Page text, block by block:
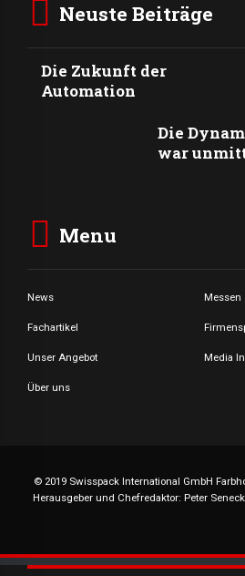
Neuste Beiträge
Die Zukunft der
Automation
Die
war
Menu
News Messen
Fachartikel
Unser Angebot Media
Über uns
© 2019 Swisspack International GmbH
Herausgeber und Chefredaktor: Peter